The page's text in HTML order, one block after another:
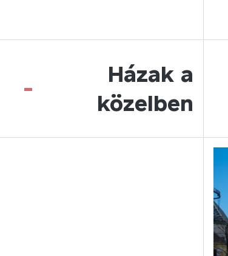
Házak a
közelben
-